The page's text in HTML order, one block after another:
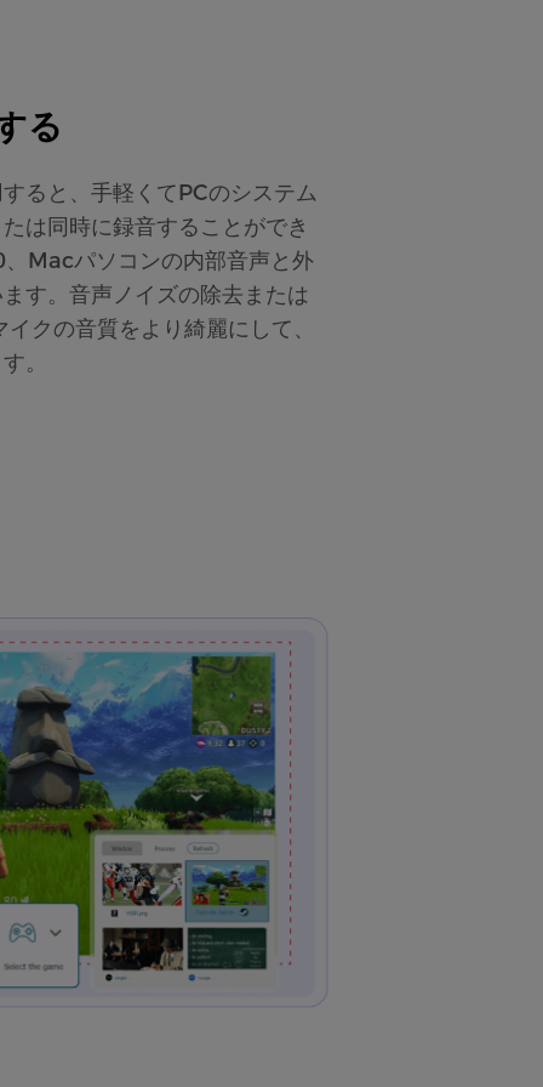
る
ると、手軽くてPCのシステム
は同時に録音することができ
Macパソコンの内部音声と外
す。音声ノイズの除去または
クの音質をより綺麗にして、
。